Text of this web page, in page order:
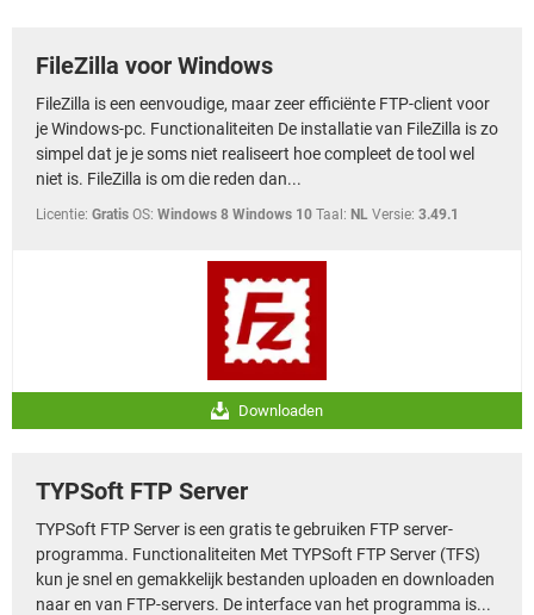
FileZilla voor Windows
FileZilla is een eenvoudige, maar zeer efficiënte FTP-client voor
je Windows-pc. Functionaliteiten De installatie van FileZilla is zo
simpel dat je je soms niet realiseert hoe compleet de tool wel
niet is. FileZilla is om die reden dan...
Licentie: Gratis OS: Windows 8 Windows 10 Taal: NL Versie: 3.49.1
Downloaden
TYPSoft FTP Server
TYPSoft FTP Server is een gratis te gebruiken FTP server-
programma. Functionaliteiten Met TYPSoft FTP Server (TFS)
kun je snel en gemakkelijk bestanden uploaden en downloaden
naar en van FTP-servers. De interface van het programma is...